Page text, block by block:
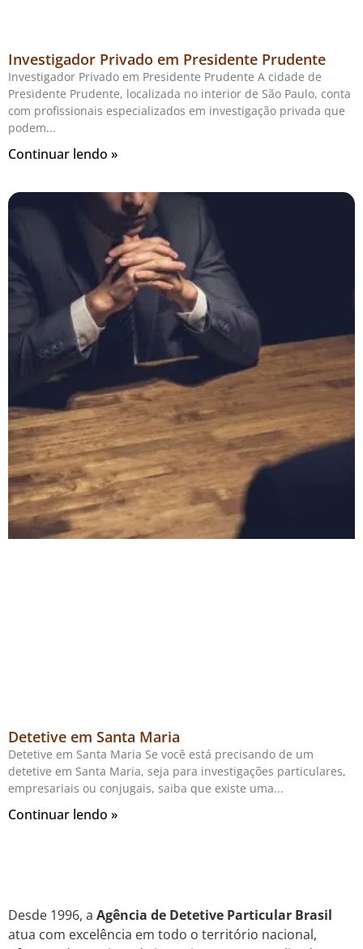
Investigador Privado em Presidente Prudente
Investigador Privado em Presidente Prudente A cidade de
Presidente Prudente, localizada no interior de São Paulo, conta
com profissionais especializados em investigação privada que
podem
Continuar lendo »
Detetive em Santa Maria
Detetive em Santa Maria Se você está precisando de um
detetive em Santa Maria, seja para investigações particulares,
empresariais ou conjugais, saiba que existe uma
Continuar lendo »
Desde 1996, a Agência de Detetive Particular Brasil
atua com excelência em todo o território nacional,